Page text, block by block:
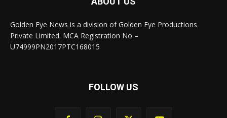
Golden Eye News is a division of Golden Eye Productions
Private Limited. MCA Registration No –
U74999PN2017PTC168015
FOLLOW US